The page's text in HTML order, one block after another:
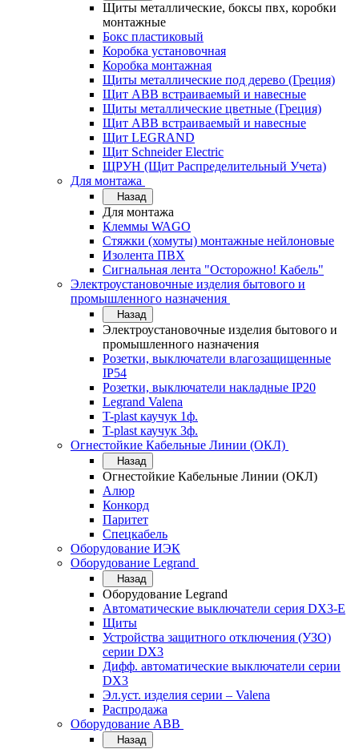
Щиты металлические, боксы пвх, коробки
монтажные
Бокс пластиковый
Коробка установочная
Коробка монтажная
Щиты металлические под дерево (Греция)
Щит ABB встраиваемый и навесные
Щиты металлические цветные (Греция)
Щит ABB встраиваемый и навесные
Щит LEGRAND
Щит Schneider Electric
ЩРУН (Щит Распределительный Учета)
Для монтажа
Назад
Для монтажа
Клеммы WAGO
Стяжки (хомуты) монтажные нейлоновые
Изолента ПВХ
Сигнальная лента "Осторожно! Кабель"
Электроустановочные изделия бытового и
промышленного назначения
Назад
Электроустановочные изделия бытового и
промышленного назначения
Розетки, выключатели влагозащищенные
IP54
Розетки, выключатели накладные IP20
Legrand Valena
T-plast каучук 1ф.
T-plast каучук 3ф.
Огнестойкие Кабельные Линии (ОКЛ)
Назад
Огнестойкие Кабельные Линии (ОКЛ)
Алюр
Конкорд
Паритет
Спецкабель
Оборудование ИЭК
Оборудование Legrand
Назад
Оборудование Legrand
Автоматические выключатели серия DX3-E
Щиты
Устройства защитного отключения (УЗО)
серии DX3
Дифф. автоматические выключатели серии
DX3
Эл.уст. изделия серии – Valena
Распродажа
Оборудование АВВ
Назад